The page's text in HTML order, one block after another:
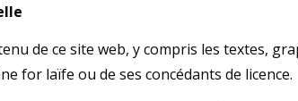
de ce site web, y compris les textes,
for laïfe ou de ses concédants de licence.